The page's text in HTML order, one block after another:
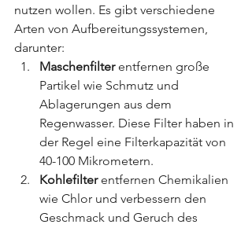
nutzen wollen. Es gibt verschiedene
Arten von Aufbereitungssystemen,
darunter:
Maschenfilter entfernen große
Partikel wie Schmutz und
Ablagerungen aus dem
Regenwasser. Diese Filter haben in
der Regel eine Filterkapazität von
40-100 Mikrometern.
Kohlefilter entfernen Chemikalien
wie Chlor und verbessern den
Geschmack und Geruch des